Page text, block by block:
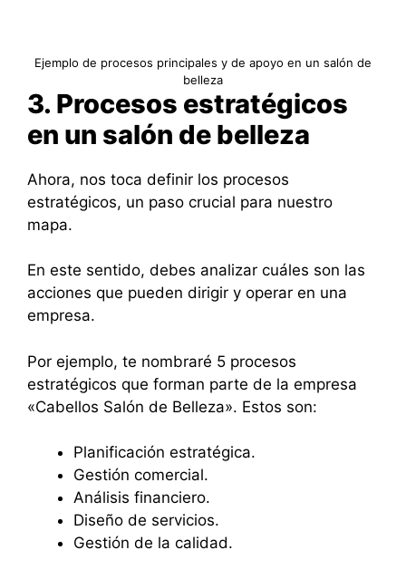
Ejemplo de procesos principales y de apoyo en un salón de
belleza
3. Procesos estratégicos
en un salón de belleza
Ahora, nos toca definir los procesos
estratégicos, un paso crucial para nuestro
mapa.
En este sentido, debes analizar cuáles son las
acciones que pueden dirigir y operar en una
empresa.
Por ejemplo, te nombraré 5 procesos
estratégicos que forman parte de la empresa
«Cabellos Salón de Belleza». Estos son:
Planificación estratégica.
Gestión comercial.
Análisis financiero.
Diseño de servicios.
Gestión de la calidad.